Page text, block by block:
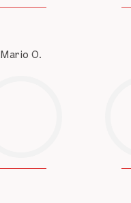
Mario O.